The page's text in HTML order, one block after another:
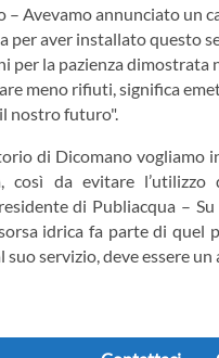
Avevamo annunciato un
per aver installato questo
per la pazienza dimostrata
meno rifiuti, significa
nostro futuro".
di Dicomano
così da evitare
di Publiacqua –
idrica fa parte di quel
servizio, deve essere un